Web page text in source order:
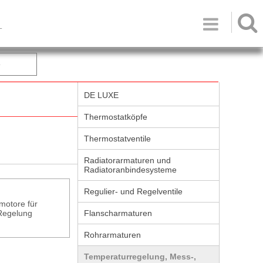

für
DE LUXE
Thermostatköpfe
Thermostatventile
Radiatorarmaturen und
Radiatoranbindesysteme
Regulier- und Regelventile
Flanscharmaturen
Rohrarmaturen
Temperaturregelung, Mess-,